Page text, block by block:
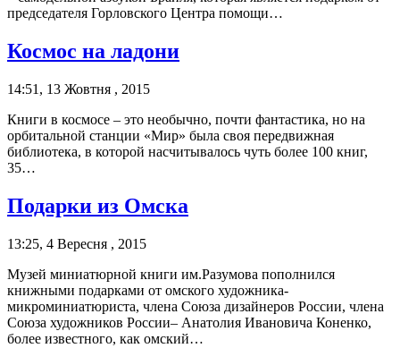
председателя Горловского Центра помощи…
Космос на ладони
14:51, 13 Жовтня , 2015
Книги в космосе – это необычно, почти фантастика, но на
орбитальной станции «Мир» была своя передвижная
библиотека, в которой насчитывалось чуть более 100 книг,
35…
Подарки из Омска
13:25, 4 Вересня , 2015
Музей миниатюрной книги им.Разумова пополнился
книжными подарками от омского художника-
микроминиатюриста, члена Союза дизайнеров России, члена
Союза художников России– Анатолия Ивановича Коненко,
более известного, как омский…